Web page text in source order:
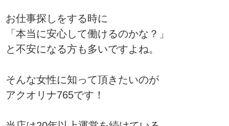
お仕事探しをする時に
「本当に安心して働けるのかな？」
と不安になる方も多いですよね。
そんな女性に知って頂きたいのが
アクオリナ765です！